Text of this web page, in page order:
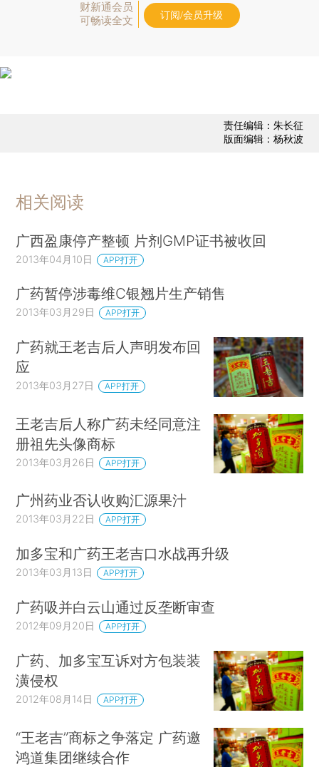
财新通会员
可畅读全文
订阅/会员升级
责任编辑：朱长征
版面编辑：杨秋波
相关阅读
广西盈康停产整顿 片剂GMP证书被收回
2013年04月10日 APP打开
广药暂停涉毒维C银翘片生产销售
2013年03月29日 APP打开
广药就王老吉后人声明发布回
应
2013年03月27日 APP打开
王老吉后人称广药未经同意注
册祖先头像商标
2013年03月26日 APP打开
广州药业否认收购汇源果汁
2013年03月22日 APP打开
加多宝和广药王老吉口水战再升级
2013年03月13日 APP打开
广药吸并白云山通过反垄断审查
2012年09月20日 APP打开
广药、加多宝互诉对方包装装
潢侵权
2012年08月14日 APP打开
“王老吉”商标之争落定 广药邀
鸿道集团继续合作